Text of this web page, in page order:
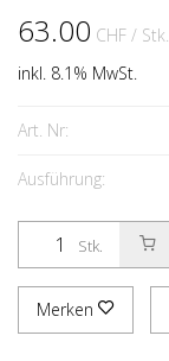
63.00 CHF / Stk.
inkl. 8.1% MwSt.
Art. Nr:
Ausführung:
Stk.
Merken